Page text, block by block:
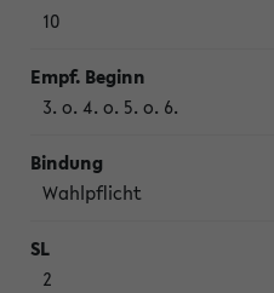
10
3. o. 4. o. 5. o. 6.
Wahl­pflicht
2